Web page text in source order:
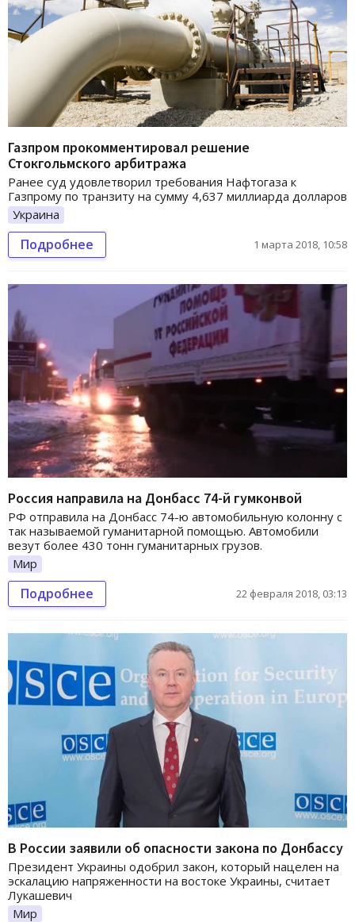
Газпром прокомментировал решение
Стокгольмского арбитража
Ранее суд удовлетворил требования Нафтогаза к
Газпрому по транзиту на сумму 4,637 миллиарда долларов
Украина
Подробнее 1 марта 2018, 10:58
Россия направила на Донбасс 74-й гумконвой
РФ отправила на Донбасс 74-ю автомобильную колонну с
так называемой гуманитарной помощью. Автомобили
везут более 430 тонн гуманитарных грузов.
Мир
Подробнее 22 февраля 2018, 03:13
В России заявили об опасности закона по Донбассу
Президент Украины одобрил закон, который нацелен на
эскалацию напряженности на востоке Украины, считает
Лукашевич
Мир